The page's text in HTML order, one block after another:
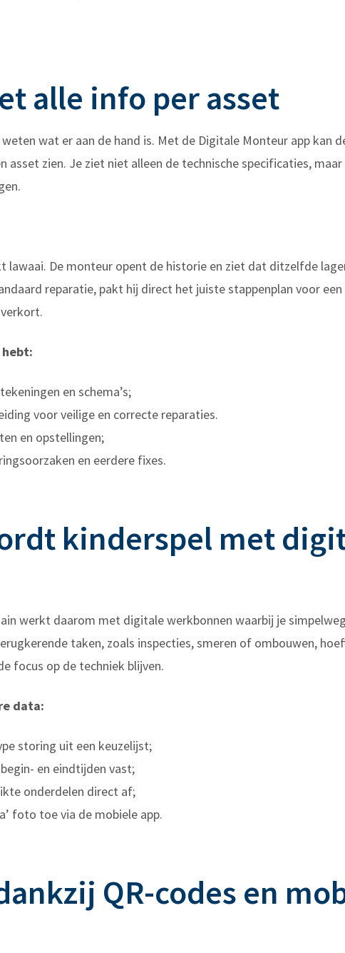
alle info per asset
wat er aan de hand is. Met de Digitale Monteur app kan
asset zien. Je ziet niet alleen de technische specificaties,
lawaai. De monteur opent de historie en ziet dat ditzelfde
reparatie, pakt hij direct het juiste stappenplan voor
en schema’s;
voor veilige en correcte reparaties.
en opstellingen;
en eerdere fixes.
kinderspel met
werkt daarom met digitale werkbonnen waarbij je
taken, zoals inspecties, smeren of ombouwen,
focus op de techniek blijven.
data:
storing uit een keuzelijst;
en eindtijden vast;
onderdelen direct af;
foto toe via de mobiele app.
QR-codes en